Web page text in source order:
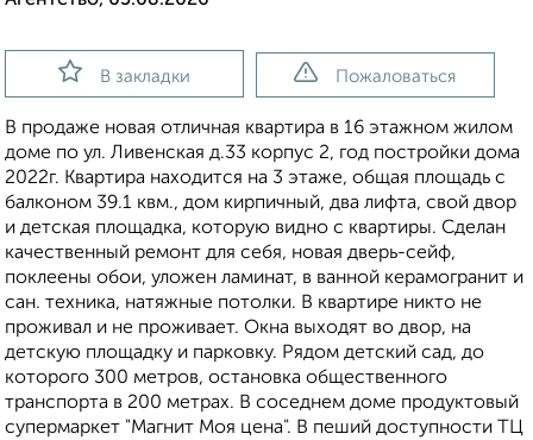
В закладки Пожаловаться
В продаже новая отличная квартира в 16 этажном жилом
доме по ул. Ливенская д.33 корпус 2, год постройки дома
2022г. Квартира находится на 3 этаже, общая площадь с
балконом 39.1 квм., дом кирпичный, два лифта, свой двор
и детская площадка, которую видно с квартиры. Сделан
качественный ремонт для себя, новая дверь-сейф,
поклеены обои, уложен ламинат, в ванной керамогранит и
сан. техника, натяжные потолки. В квартире никто не
проживал и не проживает. Окна выходят во двор, нa
детскую площадку и парковку. Рядом детский сад, дo
которого 300 метров, остановка общественного
транспорта в 200 метрах. В соседнем доме продуктовый
супермаркет "Магнит Моя цена". В пеший доступности ТЦ